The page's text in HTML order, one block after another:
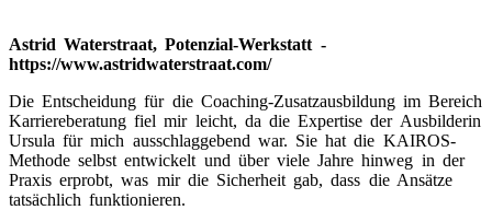
Astrid Waterstraat, Potenzial-Werkstatt -
https://www.astridwaterstraat.com/
Die Entscheidung für die Coaching-Zusatzausbildung im Bereich
Karriereberatung fiel mir leicht, da die Expertise der Ausbilderin
Ursula für mich ausschlaggebend war. Sie hat die KAIROS-
Methode selbst entwickelt und über viele Jahre hinweg in der
Praxis erprobt, was mir die Sicherheit gab, dass die Ansätze
tatsächlich funktionieren.